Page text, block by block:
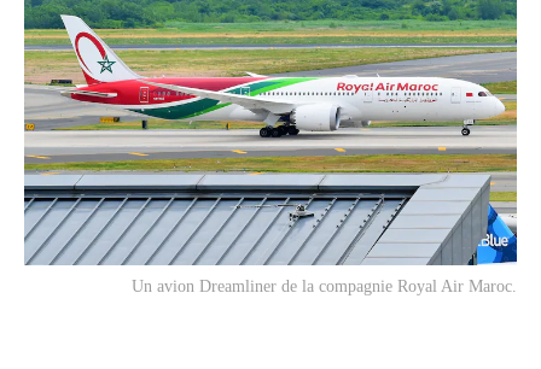
Un avion Dreamliner de la compagnie Royal Air Maroc.